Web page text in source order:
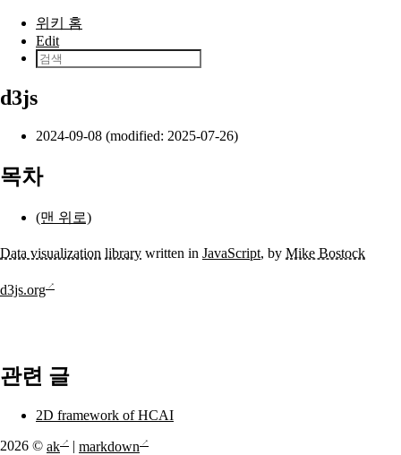
본문으로 건너뛰기
위키 홈
Edit
d3js
2024-09-08 (modified: 2025-07-26)
목차
(맨 위로)
Data visualization library written in JavaScript, by Mike Bostock
d3js.org
관련 글
2D framework of HCAI
2026 © ak markdown